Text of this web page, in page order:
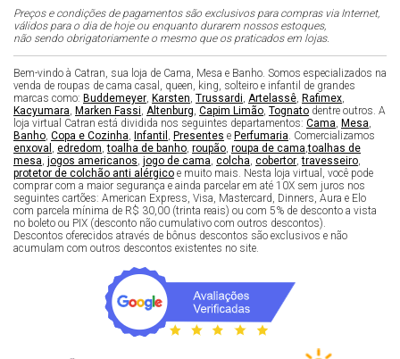
Preços e condições de pagamentos são exclusivos para compras via Internet,
válidos para o dia de hoje ou enquanto durarem nossos estoques,
não sendo obrigatoriamente o mesmo que os praticados em lojas.
Bem-vindo à Catran, sua loja de Cama, Mesa e Banho. Somos especializados na
venda de roupas de cama casal, queen, king, solteiro e infantil de grandes
marcas como: Buddemeyer, Karsten, Trussardi, Artelassê, Rafimex,
Kacyumara, Marken Fassi, Altenburg, Capim Limão, Tognato dentre outros. A
loja virtual Catran está dividida nos seguintes departamentos: Cama, Mesa,
Banho, Copa e Cozinha, Infantil , Presentes e Perfumaria. Comercializamos
enxoval , edredom,toalha de banho, roupão, roupa de cama,toalhas de
mesa, jogos americanos, jogo de cama, colcha, cobertor,travesseiro,
protetor de colchão anti alérgico e muito mais. Nesta loja virtual, você pode
comprar com a maior segurança e ainda parcelar em até 10X sem juros nos
seguintes cartões: American Express, Visa, Mastercard, Dinners, Aura e Elo
com parcela mínima de R$ 30,00 (trinta reais) ou com 5% de desconto a vista
no boleto ou PIX (desconto não cumulativo com outros descontos).
Descontos oferecidos através de bônus descontos são exclusivos e não
acumulam com outros descontos existentes no site.